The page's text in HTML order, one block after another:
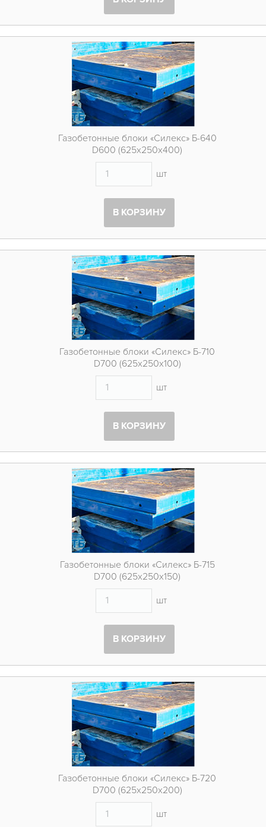
Газобетонные блоки «Силекс» Б-640
D600 (625х250х400)
шт
В КОРЗИНУ
Газобетонные блоки «Силекс» Б-710
D700 (625х250х100)
шт
В КОРЗИНУ
Газобетонные блоки «Силекс» Б-715
D700 (625х250х150)
шт
В КОРЗИНУ
Газобетонные блоки «Силекс» Б-720
D700 (625х250х200)
шт